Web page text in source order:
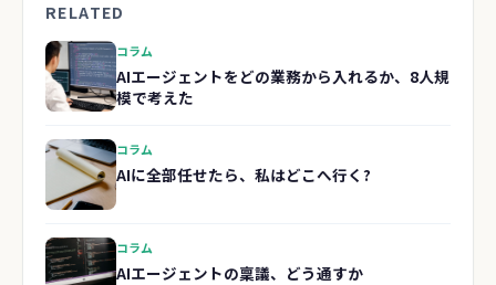
RELATED
コラム
AIエージェントをどの業務から入れるか、8人規
模で考えた
コラム
AIに全部任せたら、私はどこへ行く?
コラム
AIエージェントの稟議、どう通すか